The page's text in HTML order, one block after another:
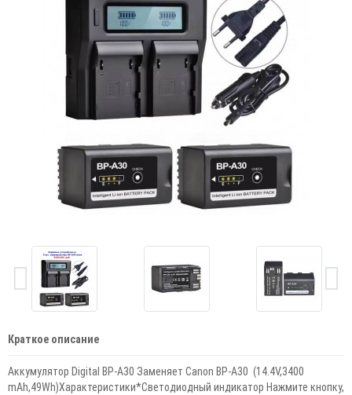
Краткое описание
Аккумулятор Digital BP-A30 Заменяет Canon BP-A30 (14.4V,3400
mAh,49Wh)Характеристики*Светодиодный индикатор Нажмите кнопку,